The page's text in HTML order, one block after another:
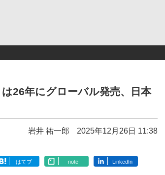
26年にグローバル発売、日本
岩井 祐一郎 2025年12月26日 11:38
はてブ note LinkedIn